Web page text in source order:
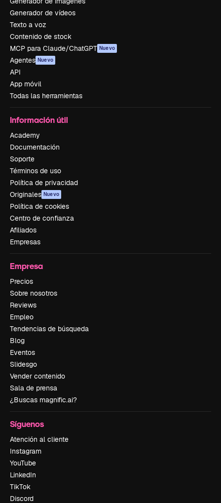
Generador de vídeos
Texto a voz
Contenido de stock
MCP para Claude/ChatGPT Nuevo
Agentes Nuevo
API
App móvil
Todas las herramientas
Información útil
Academy
Documentación
Soporte
Términos de uso
Política de privacidad
Originales Nuevo
Política de cookies
Centro de confianza
Afiliados
Empresas
Empresa
Precios
Sobre nosotros
Reviews
Empleo
Tendencias de búsqueda
Blog
Eventos
Slidesgo
Vender contenido
Sala de prensa
¿Buscas magnific.ai?
Síguenos
Atención al cliente
Instagram
YouTube
LinkedIn
TikTok
Discord